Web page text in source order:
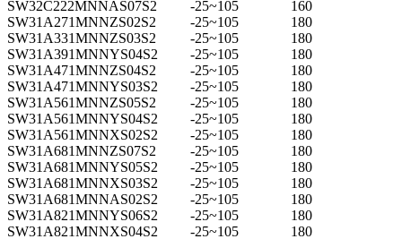
SW32C222MNNAS07S2 -25~105
160
SW31A271MNNZS02S2
-25~105
180
SW31A331MNNZS03S2
-25~105
180
SW31A391MNNYS04S2
-25~105
180
SW31A471MNNZS04S2
-25~105
180
SW31A471MNNYS03S2
-25~105
180
SW31A561MNNZS05S2
-25~105
180
SW31A561MNNYS04S2
-25~105
180
SW31A561MNNXS02S2
-25~105
180
SW31A681MNNZS07S2
-25~105
180
SW31A681MNNYS05S2
-25~105
180
SW31A681MNNXS03S2
-25~105
180
SW31A681MNNAS02S2
-25~105
180
SW31A821MNNYS06S2
-25~105
180
SW31A821MNNXS04S2
-25~105
180